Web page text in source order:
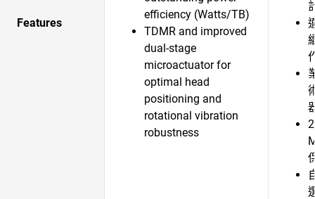
Features
efficiency (Watts/TB)
TDMR and improved
dual-stage
microactuator for
optimal head
positioning and
rotational vibration
robustness